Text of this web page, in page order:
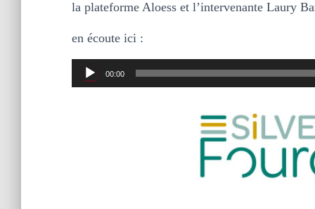
la plateforme Aloess et l’intervenante Laury
en écoute ici :
Lecteur
audio
00:00